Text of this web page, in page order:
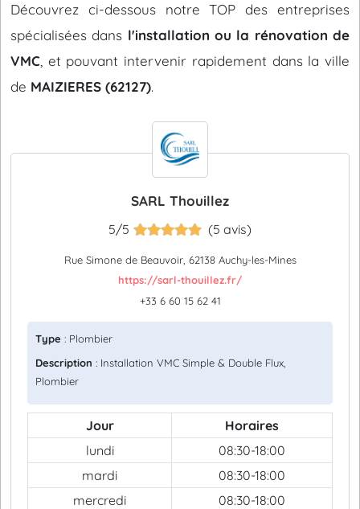
Découvrez ci-dessous notre TOP des entreprises
spécialisées dans l'installation ou la rénovation de
VMC , et pouvant intervenir rapidement dans la ville
de MAIZIERES (62127).
SARL Thouillez
5/5 (5 avis)
Rue Simone de Beauvoir, 62138 Auchy-les-Mines
https://sarl-thouillez.fr/
+33 6 60 15 62 41
Type : Plombier
Description : Installation VMC Simple & Double Flux,
Plombier
Jour
Horaires
lundi
08:30-18:00
mardi
08:30-18:00
mercredi
08:30-18:00